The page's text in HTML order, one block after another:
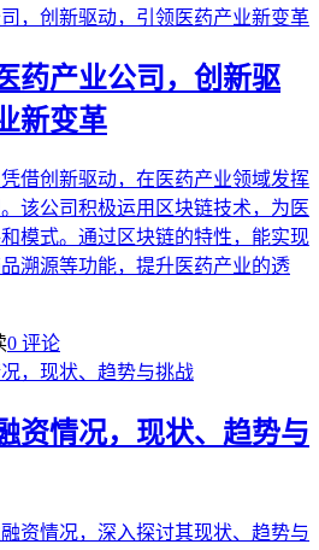
药产业公司，创新驱
新变革
借创新驱动，在医药产业领域发挥
该公司积极运用区块链技术，为医
模式。通过区块链的特性，能实现
溯源等功能，提升医药产业的透
0 评论
资情况，现状、趋势与
资情况，深入探讨其现状、趋势与